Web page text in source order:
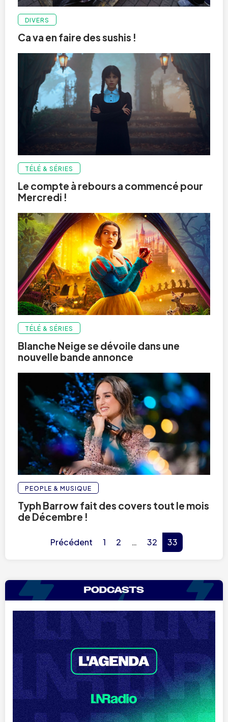
DIVERS
Ca va en faire des sushis !
TÉLÉ & SÉRIES
Le compte à rebours a commencé pour
Mercredi !
TÉLÉ & SÉRIES
Blanche Neige se dévoile dans une
nouvelle bande annonce
PEOPLE & MUSIQUE
Typh Barrow fait des covers tout le mois
de Décembre !
Précédent 1 2 … 32 33